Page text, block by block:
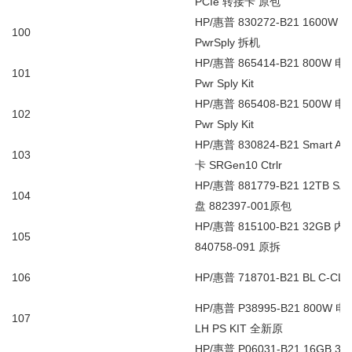
100
HP/惠普 830272-B21 1600W
PwrSply 拆机
101
HP/惠普 865414-B21 800W 电
Pwr Sply Kit
102
HP/惠普 865408-B21 500W 电
Pwr Sply Kit
103
HP/惠普 830824-B21 Smart
卡 SRGen10 Ctrlr
104
HP/惠普 881779-B21 12TB
盘 882397-001 原包
105
HP/惠普 815100-B21 32GB 内
840758-091 原拆
106 HP/惠普 718701-B21 BL C-
107
HP/惠普 P38995-B21 800W 电
LH PS KIT 全新原
HP/惠普 P06031-B21 16GB